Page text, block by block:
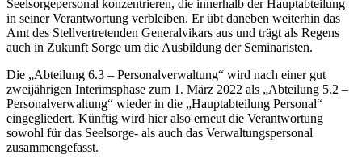
Seelsorgepersonal konzentrieren, die innerhalb der Hauptabteilung
in seiner Verantwortung verbleiben. Er übt daneben weiterhin das
Amt des Stellvertretenden Generalvikars aus und trägt als Regens
auch in Zukunft Sorge um die Ausbildung der Seminaristen.
Die „Abteilung 6.3 – Personalverwaltung“ wird nach einer gut
zweijährigen Interimsphase zum 1. März 2022 als „Abteilung 5.2 –
Personalverwaltung“ wieder in die „Hauptabteilung Personal“
eingegliedert. Künftig wird hier also erneut die Verantwortung
sowohl für das Seelsorge- als auch das Verwaltungspersonal
zusammengefasst.